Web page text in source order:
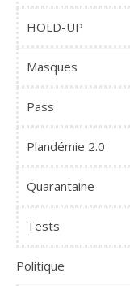
HOLD-UP
Masques
Pass
Plandémie 2.0
Quarantaine
Tests
Politique